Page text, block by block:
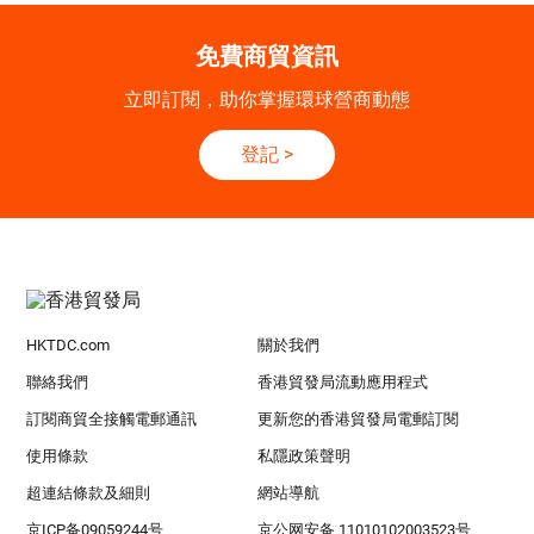
免費商貿資訊
立即訂閱，助你掌握環球營商動態
登記 >
HKTDC.com 關於我們
聯絡我們 香港貿發局流動應用程式
訂閱商貿全接觸電郵通訊 更新您的香港貿發局電郵訂閱
使用條款 私隱政策聲明
超連結條款及細則 網站導航
京ICP备09059244号 京公网安备 11010102003523号